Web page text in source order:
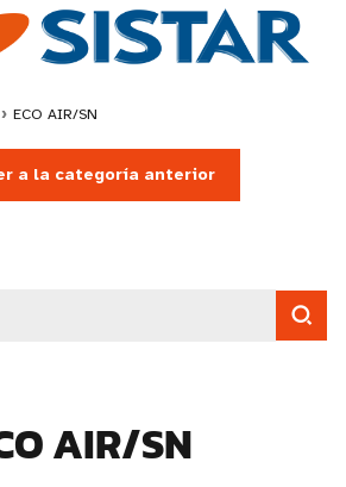
› ECO AIR/SN
a la categoría anterior
AIR/SN